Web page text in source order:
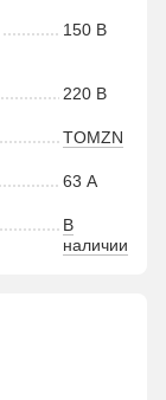
150 В
220 В
TOMZN
63 А
В
наличии